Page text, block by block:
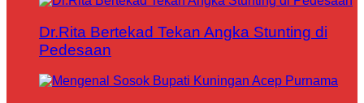
Dr.Rita Bertekad Tekan Angka Stunting di
Pedesaan